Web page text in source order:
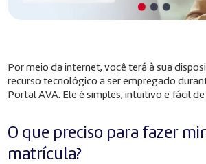
Por meio da internet, você terá à sua
recurso tecnológico a ser empregado
Portal AVA. Ele é simples, intuitivo e fácil de
O que preciso para fazer
matrícula?